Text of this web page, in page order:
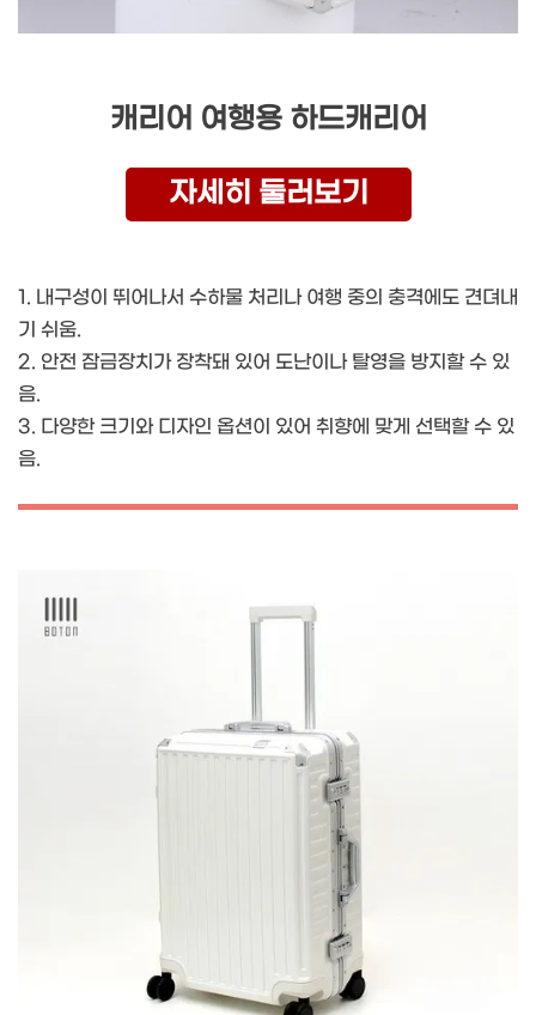
캐리어 여행용 하드캐리어
자세히 둘러보기
1. 내구성이 뛰어나서 수하물 처리나 여행 중의 충격에도 견뎌내
기 쉬움.
2. 안전 잠금장치가 장착돼 있어 도난이나 탈영을 방지할 수 있
음.
3. 다양한 크기와 디자인 옵션이 있어 취향에 맞게 선택할 수 있
음.